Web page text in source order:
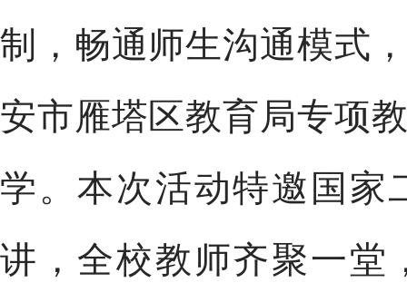
制，畅通师生沟通模式
安市雁塔区教育局专项
学。本次活动特邀国家
讲，全校教师齐聚一堂